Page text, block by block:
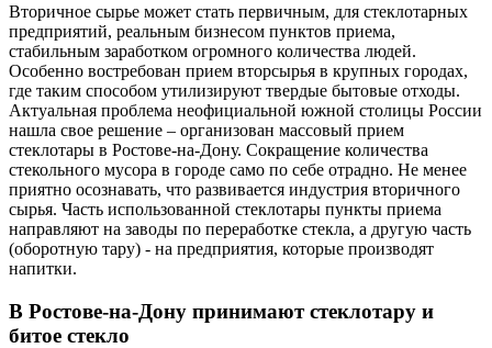
Вторичное сырье может стать первичным, для стеклотарных
предприятий, реальным бизнесом пунктов приема,
стабильным заработком огромного количества людей.
Особенно востребован прием вторсырья в крупных городах,
где таким способом утилизируют твердые бытовые отходы.
Актуальная проблема неофициальной южной столицы России
нашла свое решение – организован массовый прием
стеклотары в Ростове-на-Дону. Сокращение количества
стекольного мусора в городе само по себе отрадно. Не менее
приятно осознавать, что развивается индустрия вторичного
сырья. Часть использованной стеклотары пункты приема
направляют на заводы по переработке стекла, а другую часть
(оборотную тару) - на предприятия, которые производят
напитки.
В Ростове-на-Дону принимают стеклотару и
битое стекло